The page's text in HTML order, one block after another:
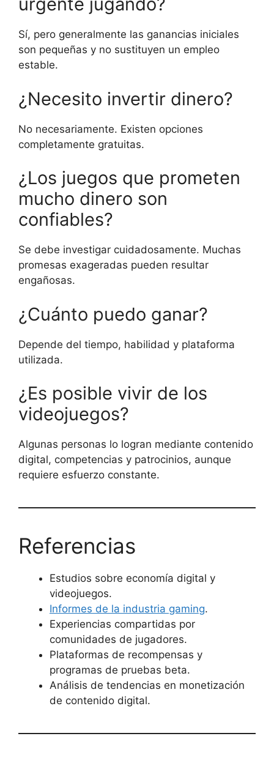
Sí, pero generalmente las ganancias iniciales
son pequeñas y no sustituyen un empleo
estable.
¿Necesito invertir dinero?
No necesariamente. Existen opciones
completamente gratuitas.
¿Los juegos que prometen
mucho dinero son
confiables?
Se debe investigar cuidadosamente. Muchas
promesas exageradas pueden resultar
engañosas.
¿Cuánto puedo ganar?
Depende del tiempo, habilidad y plataforma
utilizada.
¿Es posible vivir de los
videojuegos?
Algunas personas lo logran mediante contenido
digital, competencias y patrocinios, aunque
requiere esfuerzo constante.
Referencias
Estudios sobre economía digital y
videojuegos.
Informes de la industria gaming.
Experiencias compartidas por
comunidades de jugadores.
Plataformas de recompensas y
programas de pruebas beta.
Análisis de tendencias en monetización
de contenido digital.